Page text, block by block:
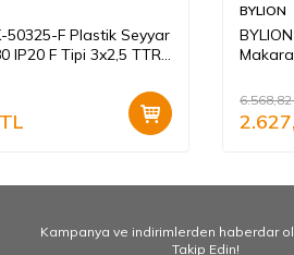
50325-F Plastik Seyyar
IP20 F Tipi 3x2,5 TTR
TL
BYLION
6.568,82
Kampanya ve indirimlerden haberdar
Takip Edin!